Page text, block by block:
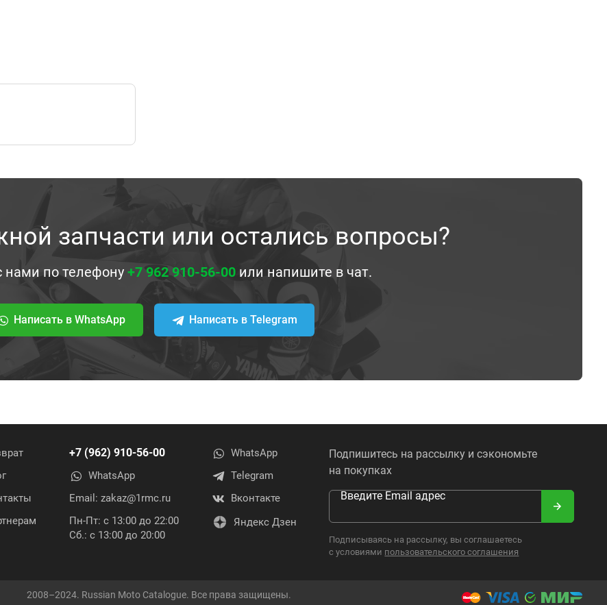
запчасти или остались вопросы?
нами по телефону +7 962 910-56-00 или напишите в чат.
Написать в WhatsApp Написать в Telegram
+7 (962) 910-56-00
WhatsApp
Email: zakaz@1rmc.ru
Пн-Пт: с 13:00 до 22:00
Сб.: с 13:00 до 20:00
WhatsApp
Telegram
Вконтакте
Яндекс Дзен
Подпишитесь на рассылку и сэкономьте
на покупках
Введите Email адрес
Подписываясь на рассылку, вы соглашаетесь
с условиями пользовательского соглашения
2008–2024. Russian Moto Catalogue. Все права защищены.